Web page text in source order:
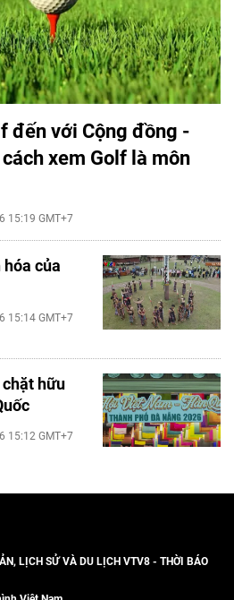
đến với Cộng đồng -
xem Golf là môn
15:19 GMT+7
của
15:14 GMT+7
hữu
15:12 GMT+7
LỊCH SỬ VÀ DU LỊCH VTV8 - THỜI BÁO